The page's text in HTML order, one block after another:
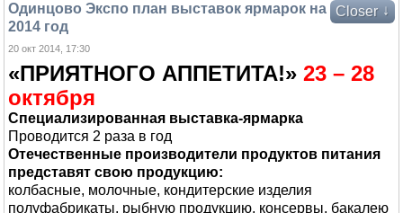
Closer ↓
Одинцово Экспо план выставок ярмарок на
2014 год
20 окт 2014, 17:30
«ПРИЯТНОГО АППЕТИТА!» 23 – 28
октября
Специализированная выставка-ярмарка
Проводится 2 раза в год
Отечественные производители продуктов питания
представят свою продукцию:
колбасные, молочные, кондитерские изделия
полуфабрикаты, рыбную продукцию, консервы, бакалею